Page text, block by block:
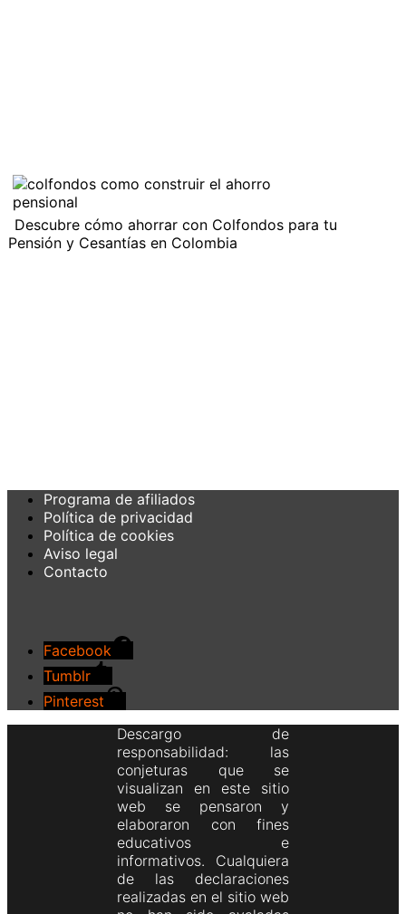
Descubre cómo ahorrar con Colfondos para tu
Pensión y Cesantías en Colombia
Programa de afiliados
Política de privacidad
Política de cookies
Aviso legal
Contacto
Facebook
Tumblr
Pinterest
Descargo de
responsabilidad: las
conjeturas que se
visualizan en este sitio
web se pensaron y
elaboraron con fines
educativos e
informativos. Cualquiera
de las declaraciones
realizadas en el sitio web